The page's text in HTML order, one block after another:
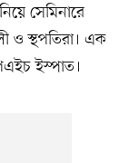
সেমিনারে
ও স্থপতিরা। এক
ইস্পাত।